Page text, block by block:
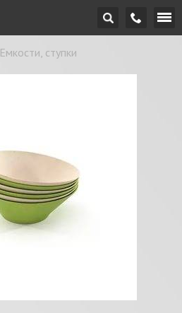
Емкости, ступки